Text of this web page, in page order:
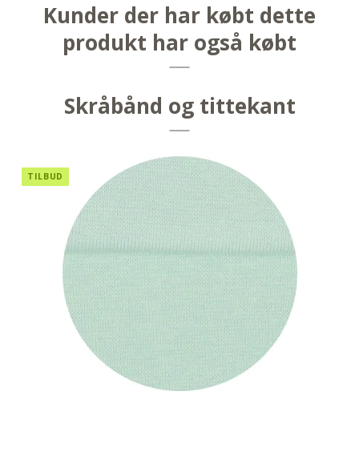
Kunder der har købt dette
produkt har også købt
Skråbånd og tittekant
TILBUD